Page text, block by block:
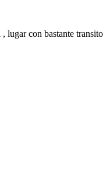
lugar con bastante transito